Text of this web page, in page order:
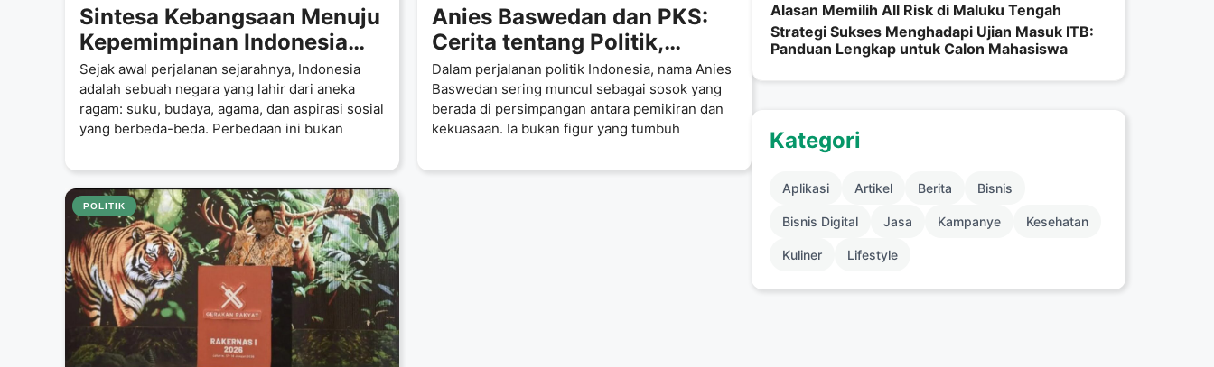
Sintesa Kebangsaan Menuju
Kepemimpinan Indonesia
2029
Sejak awal perjalanan sejarahnya, Indonesia
adalah sebuah negara yang lahir dari aneka
ragam: suku, budaya, agama, dan aspirasi sosial
yang berbeda-beda. Perbedaan ini bukan
Anies Baswedan dan PKS:
Cerita tentang Politik,
Gagasan, dan Kepercayaan
Publik
Dalam perjalanan politik Indonesia, nama Anies
Baswedan sering muncul sebagai sosok yang
berada di persimpangan antara pemikiran dan
kekuasaan. Ia bukan figur yang tumbuh
POLITIK
Alasan Memilih All Risk di Maluku Tengah
Strategi Sukses Menghadapi Ujian Masuk ITB:
Panduan Lengkap untuk Calon Mahasiswa
Kategori
Aplikasi Artikel Berita Bisnis
Bisnis Digital Jasa Kampanye Kesehatan
Kuliner Lifestyle